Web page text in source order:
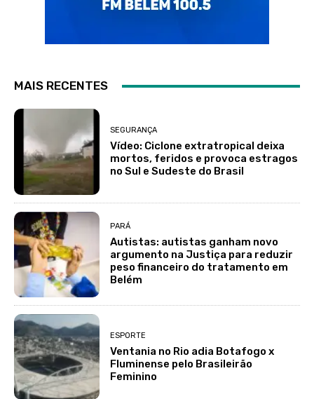
MAIS RECENTES
SEGURANÇA
Vídeo: Ciclone extratropical deixa
mortos, feridos e provoca estragos
no Sul e Sudeste do Brasil
PARÁ
Autistas: autistas ganham novo
argumento na Justiça para reduzir
peso financeiro do tratamento em
Belém
ESPORTE
Ventania no Rio adia Botafogo x
Fluminense pelo Brasileirão
Feminino